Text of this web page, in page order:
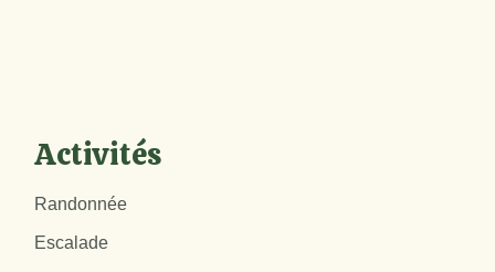
Activités
Randonnée
Escalade